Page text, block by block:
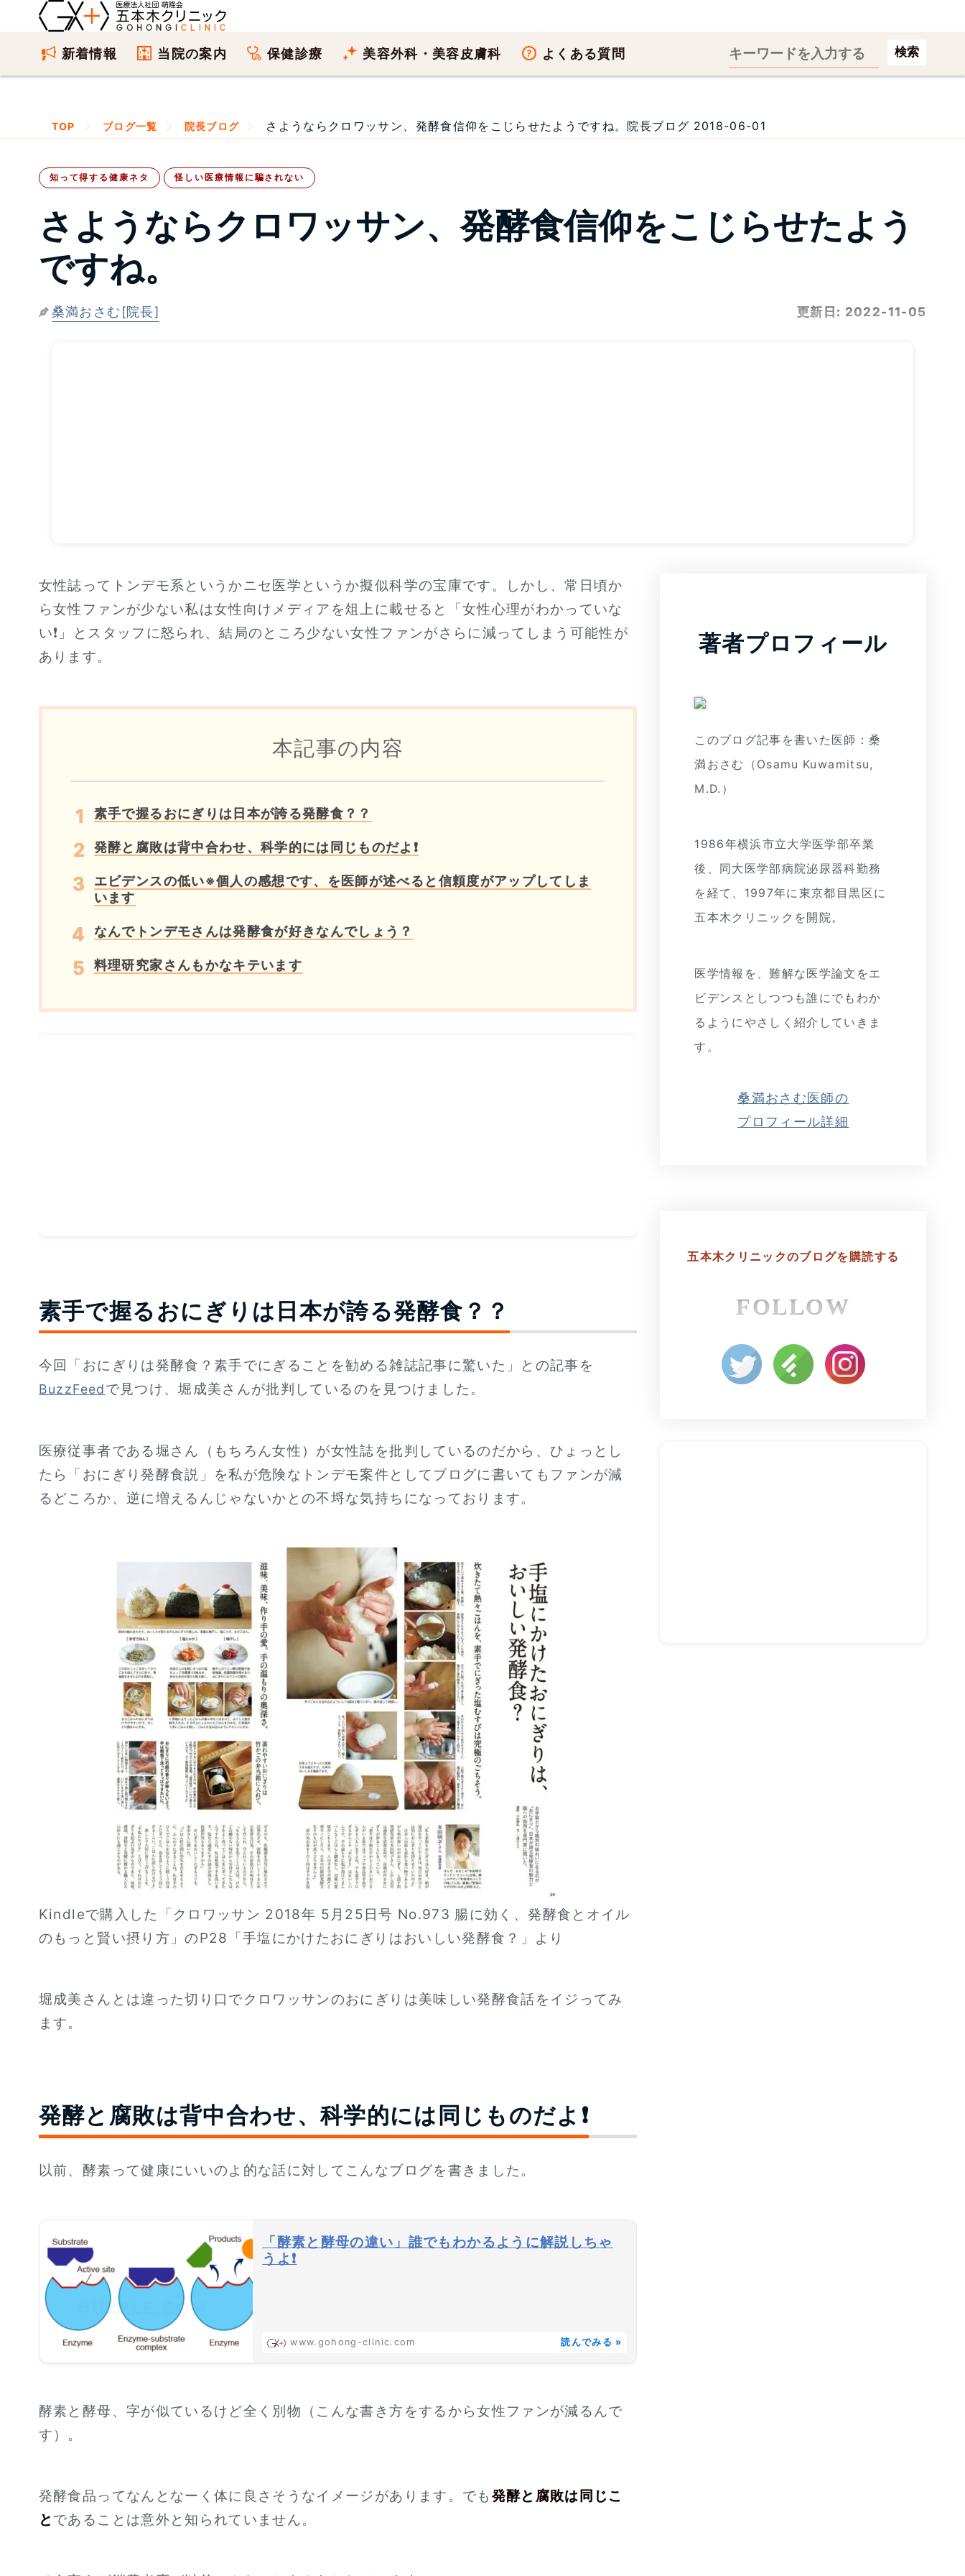
新着情報 当院の案内 保健診療 美容外科・美容皮膚科 よくある質問 検索
TOP ブログ一覧 院長ブログ さようならクロワッサン、発酵食信仰をこじらせたようですね。院長ブログ 2018-06-01
知って得する健康ネタ 怪しい医療情報に騙されない
さようならクロワッサン、発酵食信仰をこじらせたよう
ですね。
桑満おさむ[院長] 更新日: 2022-11-05
女性誌ってトンデモ系というかニセ医学というか擬似科学の宝庫です。しかし、常日頃か
ら女性ファンが少ない私は女性向けメディアを俎上に載せると「女性心理がわかっていな
い❗」とスタッフに怒られ、結局のところ少ない女性ファンがさらに減ってしまう可能性が
あります。
本記事の内容
素手で握るおにぎりは日本が誇る発酵食？？
発酵と腐敗は背中合わせ、科学的には同じものだよ❗
エビデンスの低い※個人の感想です、を医師が述べると信頼度がアップしてしま
います
なんでトンデモさんは発酵食が好きなんでしょう？
料理研究家さんもかなキテいます
素手で握るおにぎりは日本が誇る発酵食？？
今回「おにぎりは発酵食？素手でにぎることを勧める雑誌記事に驚いた」との記事を
BuzzFeedで見つけ、堀成美さんが批判しているのを見つけました。
医療従事者である堀さん（もちろん女性）が女性誌を批判しているのだから、ひょっとし
たら「おにぎり発酵食説」を私が危険なトンデモ案件としてブログに書いてもファンが減
るどころか、逆に増えるんじゃないかとの不埒な気持ちになっております。
Kindleで購入した「クロワッサン 2018年 5月25日号 No.973 腸に効く、発酵食とオイル
のもっと賢い摂り方」のP28「手塩にかけたおにぎりはおいしい発酵食？」より
堀成美さんとは違った切り口でクロワッサンのおにぎりは美味しい発酵食話をイジってみ
ます。
発酵と腐敗は背中合わせ、科学的には同じものだよ❗
以前、酵素って健康にいいのよ的な話に対してこんなブログを書きました。
「酵素と酵母の違い」誰でもわかるように解説しちゃ
うよ❗
www.gohong-clinic.com 読んでみる »
酵素と酵母、字が似ているけど全く別物（こんな書き方をするから女性ファンが減るんで
す）。
発酵食品ってなんとなーく体に良さそうなイメージがあります。でも 発酵と腐敗は同じこ
と であることは意外と知られていません。
著者プロフィール
このブログ記事を書いた医師：桑
満おさむ（Osamu Kuwamitsu,
M.D.）
1986年横浜市立大学医学部卒業
後、同大医学部病院泌尿器科勤務
を経て、1997年に東京都目黒区に
五本木クリニックを開院。
医学情報を、難解な医学論文をエ
ビデンスとしつつも誰にでもわか
るようにやさしく紹介していきま
す。
桑満おさむ医師の
プロフィール詳細
五本木クリニックのブログを購読する
FOLLOW